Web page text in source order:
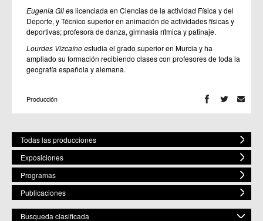
Eugenia Gil es licenciada en Ciencias de la actividad Física y del
Deporte, y Técnico superior en animación de actividades físicas y
deportivas; profesora de danza, gimnasia rítmica y patinaje.
Lourdes Vizcaíno estudia el grado superior en Murcia y ha
ampliado su formación recibiendo clases con profesores de toda la
geografía española y alemana.
Producción
Todas las producciones
Exposiciones
Programas
Publicaciones
Busqueda clasificada